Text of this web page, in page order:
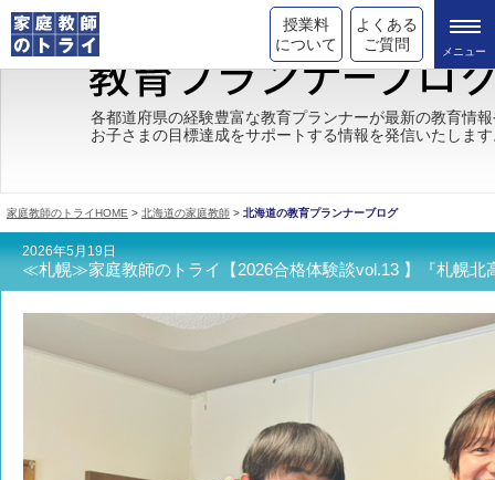
授業料
について
よくある
ご質問
トライの教育理念
成績が上がる理由
都道府県別情報
合格体験談
キャンペーン情報
受験情報
各都道府県の経験豊富な教育プランナーが最新の教育情
お子さまの目標達成をサポートする情報を発信いたしま
家庭教師のトライHOME > 北海道の家庭教師 > 北海道の教育プランナーブログ
2026年5月19日
≪札幌≫家庭教師のトライ【2026合格体験談vol.13 】『札幌